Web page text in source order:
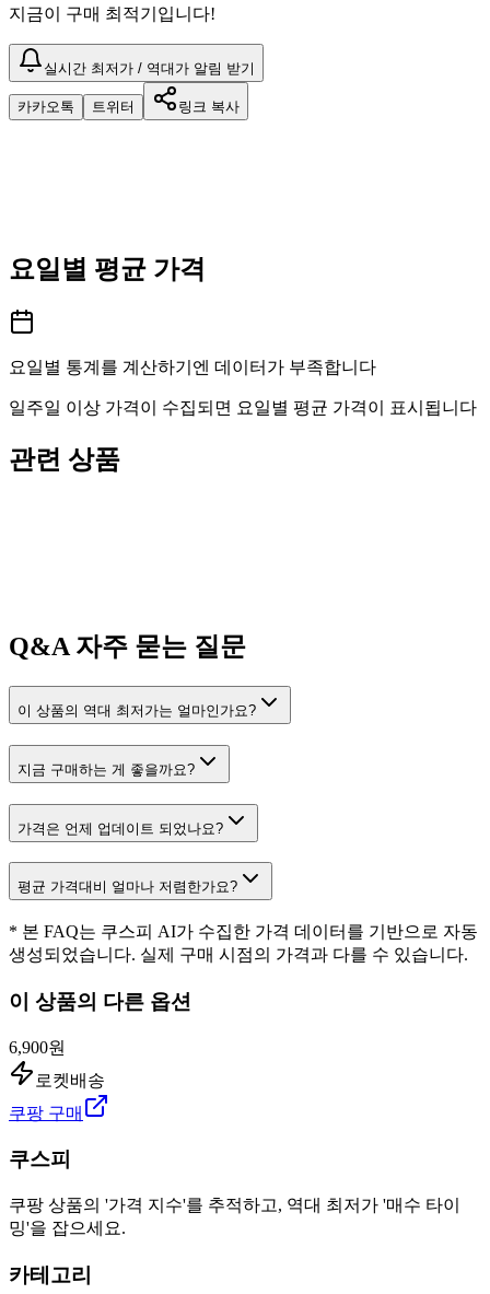
지금이 구매 최적기입니다!
실시간 최저가 / 역대가 알림 받기
카카오톡 트위터 링크 복사
요일별 평균 가격
요일별 통계를 계산하기엔 데이터가 부족합니다
일주일 이상 가격이 수집되면 요일별 평균 가격이 표시됩니다
관련 상품
Q&A자주 묻는 질문
이 상품의 역대 최저가는 얼마인가요?
지금 구매하는 게 좋을까요?
가격은 언제 업데이트 되었나요?
평균 가격대비 얼마나 저렴한가요?
* 본 FAQ는 쿠스피 AI가 수집한 가격 데이터를 기반으로 자동
생성되었습니다. 실제 구매 시점의 가격과 다를 수 있습니다.
이 상품의 다른 옵션
6,900원
로켓배송
쿠팡 구매
쿠스피
쿠팡 상품의 '가격 지수'를 추적하고, 역대 최저가 '매수 타이
밍'을 잡으세요.
카테고리